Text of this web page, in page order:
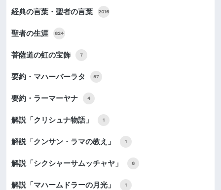
経典の言葉・聖者の言葉 2016
聖者の生涯 824
菩薩道の虹の宝飾 7
要約・マハーバーラタ 57
要約・ラーマーヤナ 4
解説「クリシュナ物語」 1
解説「クンサン・ラマの教え」 1
解説「シクシャーサムッチャヤ」 8
解説「マハームドラーの月光」 1